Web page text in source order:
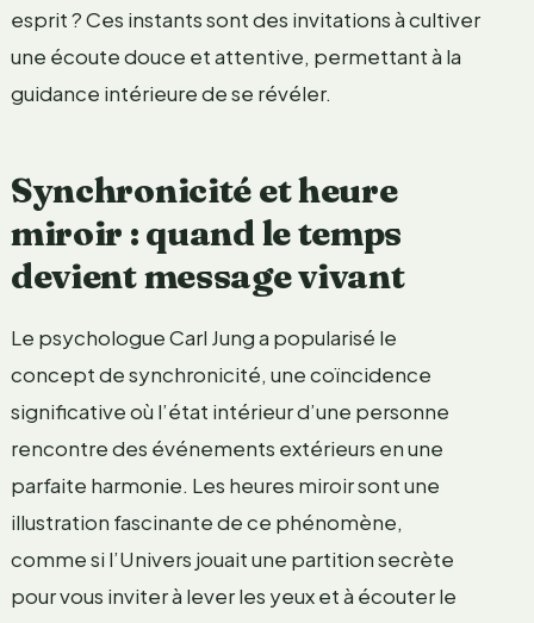
esprit ? Ces instants sont des invitations à cultiver
une écoute douce et attentive, permettant à la
guidance intérieure de se révéler.
Synchronicité et heure
miroir : quand le temps
devient message vivant
Le psychologue Carl Jung a popularisé le
concept de synchronicité, une coïncidence
significative où l’état intérieur d’une personne
rencontre des événements extérieurs en une
parfaite harmonie. Les heures miroir sont une
illustration fascinante de ce phénomène,
comme si l’Univers jouait une partition secrète
pour vous inviter à lever les yeux et à écouter le